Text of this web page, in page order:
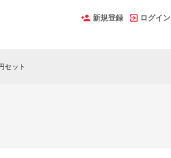
新規登録 ログイン
セット